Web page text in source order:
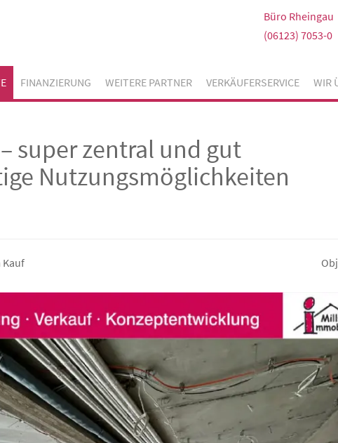
Büro Rheingau
(06123) 7053-0
FINANZIERUNG WEITERE PARTNER VERKÄUFERSERVICE WIR
super zentral und gut
Nutzungsmöglichkeiten
Kauf